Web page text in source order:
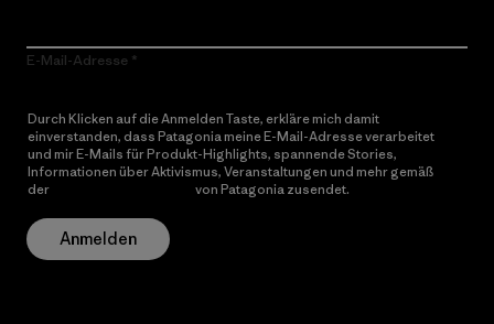
E-Mail-Adresse
Durch Klicken auf die Anmelden Taste, erkläre mich damit
einverstanden, dass Patagonia meine E-Mail-Adresse verarbeitet
und mir E-Mails für Produkt-Highlights, spannende Stories,
Informationen über Aktivismus, Veranstaltungen und mehr gemäß
der
von Patagonia zusendet.
Anmelden